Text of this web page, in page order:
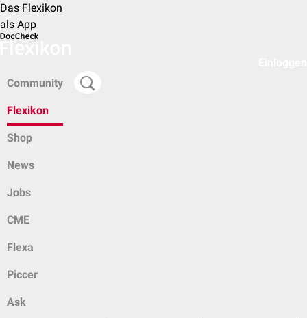
Das Flexikon
als App
Community
Flexikon
Shop
News
Jobs
CME
Flexa
Piccer
Ask